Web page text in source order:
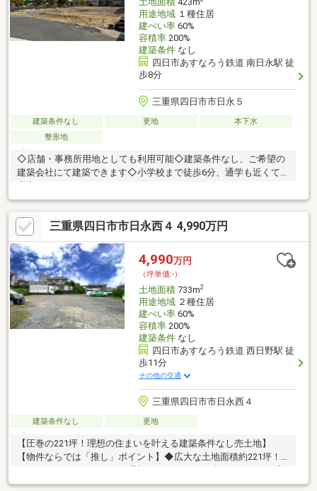
用途地域１種住居
建ぺい率60%
容積率200%
建築条件なし
四日市あすなろう鉄道 南日永駅 徒
歩8分
三重県四日市市日永５
建築条件なし 更地
本下水
整形地
◇店舗・事務所用地としても利用可能◇建築条件なし、ご希望の
建築会社にて建築できます◇小学校まで徒歩6分、通学も近くて
三重県四日市市日永西４ 4,990万円
4,990万円
（坪単価:-）
土地面積733m2
用途地域２種住居
建ぺい率60%
容積率200%
建築条件なし
四日市あすなろう鉄道 西日野駅 徒
歩11分
その他の交通
三重県四日市市日永西４
建築条件なし 更地
【圧巻の221坪！理想の住まいを叶える建築条件なし売土地】
【物件ならでは「推し」ポイント】◆広大な土地面積約221坪！
建築条件なしで、自由度の高い家づくりが可能。こだわりの詰ま